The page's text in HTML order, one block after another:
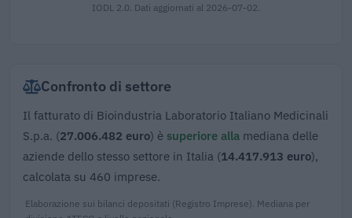
IODL 2.0. Dati aggiornati al 2026-07-02.
Confronto di settore
Il fatturato di Bioindustria Laboratorio Italiano Medicinali
S.p.a. (27.006.482 euro) è superiore alla mediana delle
aziende dello stesso settore in Italia (14.417.913 euro),
calcolata su 460 imprese.
Elaborazione sui bilanci depositati (Registro Imprese). Mediana per